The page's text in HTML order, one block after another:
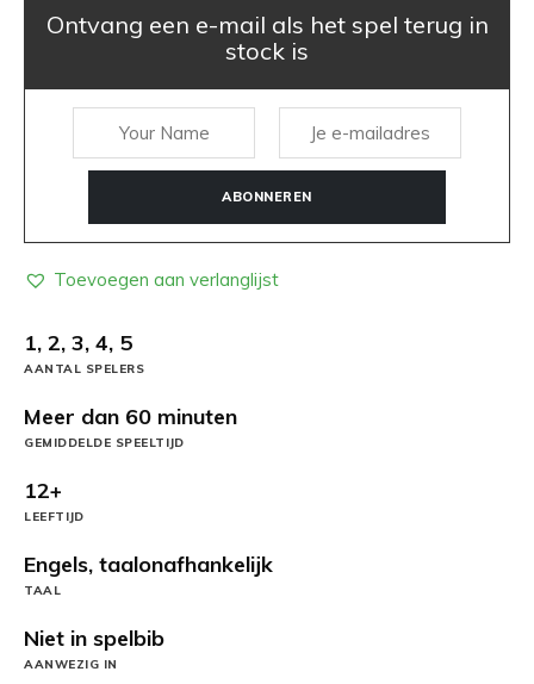
Ontvang een e-mail als het spel terug in
stock is
ABONNEREN
Toevoegen aan verlanglijst
1, 2, 3, 4, 5
AANTAL SPELERS
Meer dan 60 minuten
GEMIDDELDE SPEELTIJD
12+
LEEFTIJD
Engels, taalonafhankelijk
TAAL
Niet in spelbib
AANWEZIG IN